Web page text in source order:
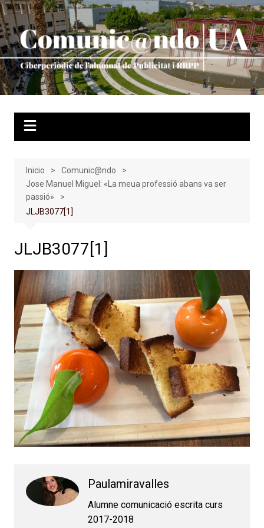
Saltar
al
contenido
Inicio
Comunic@ndo
Jose Manuel Miguel: «La meua professió abans va ser
passió»
JLJB3077[1]
JLJB3077[1]
Paulamiravalles
Alumne comunicació escrita curs
2017-2018